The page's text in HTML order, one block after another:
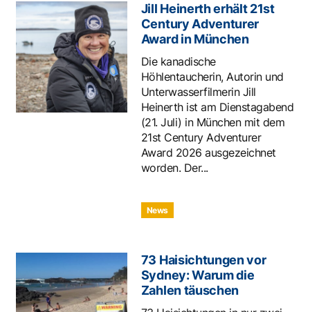
Jill Heinerth erhält 21st
Century Adventurer
Award in München
Die kanadische
Höhlentaucherin, Autorin und
Unterwasserfilmerin Jill
Heinerth ist am Dienstagabend
(21. Juli) in München mit dem
21st Century Adventurer
Award 2026 ausgezeichnet
worden. Der...
News
73 Haisichtungen vor
Sydney: Warum die
Zahlen täuschen